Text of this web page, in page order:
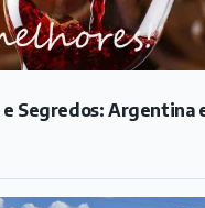
e Segredos: Argentina